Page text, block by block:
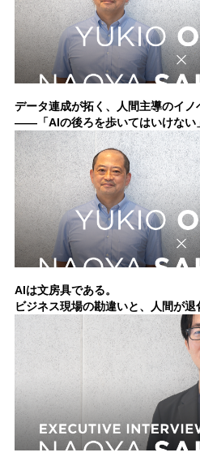
データ連成が拓く、人間主導のイノ
——「AIの後ろを歩いてはいけない
AIは文房具である。
ビジネス現場の勘違いと、人間が